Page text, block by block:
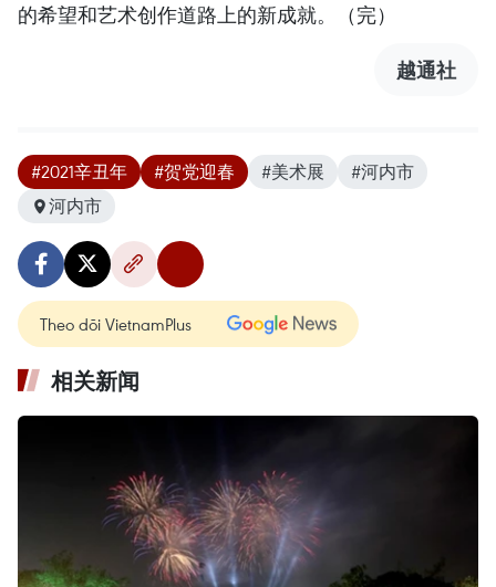
的希望和艺术创作道路上的新成就。（完）
越通社
#2021辛丑年 #贺党迎春 #美术展
#河内市
河内市
Theo dõi VietnamPlus
相关新闻